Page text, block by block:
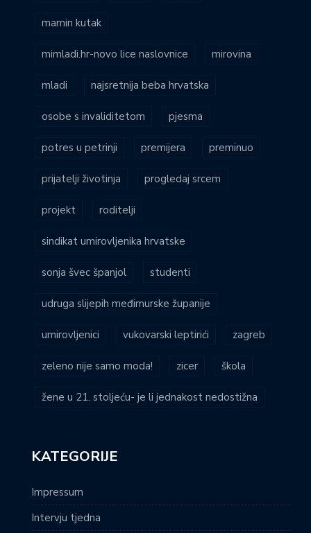
mamin kutak
mimladi.hr-novo lice naslovnice mirovina
mladi najsretnija beba hrvatska
osobe s invaliditetom pjesma
potres u petrinji premijera preminuo
prijatelji životinja progledaj srcem
projekt roditelji
sindikat umirovljenika hrvatske
sonja švec španjol studenti
udruga slijepih međimurske županije
umirovljenici vukovarski leptirići zagreb
zeleno nije samo moda! zicer škola
žene u 21. stoljeću- je li jednakost nedostižna
KATEGORIJE
Impressum
Intervju tjedna